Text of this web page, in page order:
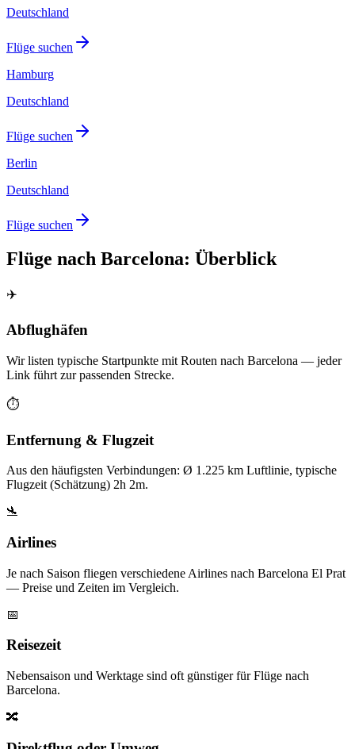
Deutschland
Flüge suchen
Hamburg
Deutschland
Flüge suchen
Berlin
Deutschland
Flüge suchen
Flüge nach Barcelona: Überblick
✈️
Abflughäfen
Wir listen typische Startpunkte mit Routen nach Barcelona — jeder
Link führt zur passenden Strecke.
⏱️
Entfernung & Flugzeit
Aus den häufigsten Verbindungen: Ø 1.225 km Luftlinie, typische
Flugzeit (Schätzung) 2h 2m.
🛬
Airlines
Je nach Saison fliegen verschiedene Airlines nach Barcelona El Prat
— Preise und Zeiten im Vergleich.
📅
Reisezeit
Nebensaison und Werktage sind oft günstiger für Flüge nach
Barcelona.
🔀